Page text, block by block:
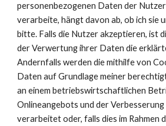
personenbezogenen Daten der
verarbeite, hängt davon ab, ob ich sie
bitte. Falls die Nutzer akzeptieren, ist
der Verwertung ihrer Daten die
Andernfalls werden die mithilfe von
Daten auf Grundlage meiner
an einem betriebswirtschaftlichen
Onlineangebots und der
verarbeitet oder, falls dies im Rahmen